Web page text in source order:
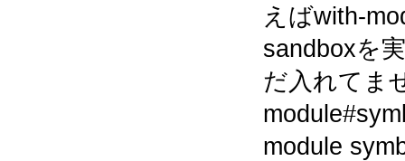
えばwith-
sandboxを
だ入れてま
module